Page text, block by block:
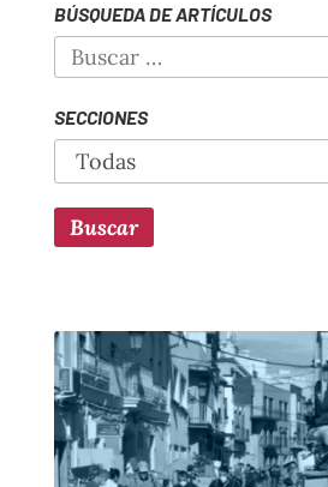
BÚSQUEDA DE ARTÍCULOS
SECCIONES